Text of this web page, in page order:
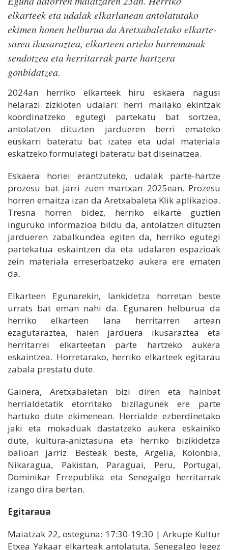
elkarteek eta udalak elkarlanean antolatutako
ekimen honen helburua da Aretxabaletako elkarte-
sarea ikusaraztea, elkarteen arteko harremanak
sendotzea eta herritarrak parte hartzera
gonbidatzea.
2024an herriko elkarteek hiru eskaera nagusi
helarazi zizkioten udalari: herri mailako ekintzak
koordinatzeko egutegi partekatu bat sortzea,
antolatzen dituzten jardueren berri emateko
euskarri bateratu bat izatea eta udal materiala
eskatzeko formulategi bateratu bat diseinatzea.
Eskaera horiei erantzuteko, udalak parte-hartze
prozesu bat jarri zuen martxan 2025ean. Prozesu
horren emaitza izan da Aretxabaleta Klik aplikazioa.
Tresna horren bidez, herriko elkarte guztien
inguruko informazioa bildu da, antolatzen dituzten
jardueren zabalkundea egiten da, herriko egutegi
partekatua eskaintzen da eta udalaren espazioak
zein materiala erreserbatzeko aukera ere ematen
da.
Elkarteen Egunarekin, lankidetza horretan beste
urrats bat eman nahi da. Egunaren helburua da
herriko elkarteen lana herritarren artean
ezagutaraztea, haien jarduera ikusaraztea eta
herritarrei elkarteetan parte hartzeko aukera
eskaintzea. Horretarako, herriko elkarteek egitarau
zabala prestatu dute.
Gainera, Aretxabaletan bizi diren eta hainbat
herrialdetatik etorritako bizilagunek ere parte
hartuko dute ekimenean. Herrialde ezberdinetako
jaki eta mokaduak dastatzeko aukera eskainiko
dute, kultura-aniztasuna eta herriko bizikidetza
balioan jarriz. Besteak beste, Argelia, Kolonbia,
Nikaragua, Pakistan, Paraguai, Peru, Portugal,
Dominikar Errepublika eta Senegalgo herritarrak
izango dira bertan.
Egitaraua
Maiatzak 22, osteguna: 17:30-19:30 | Arkupe Kultur
Etxea Yakaar elkarteak antolatuta, Senegalgo legez